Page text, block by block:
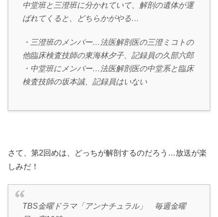
中堂班と三澄班に分かれていて、解剖の遺体が運
ばれてくると、どちらかがやる…
・三澄班のメンバー…法医解剖医の三澄ミコトの
他臨床検査技師の東海林夕子、記録員の久部六郎
・中堂班にメンバー…法医解剖医の中堂系と臨床
検査技師の坂本誠、記録員はいない
さて、第2回めは、どっちが解剖するのだろう…放送が楽
しみだ！
TBS金曜ドラマ「アンナチュラル」 毎週金曜